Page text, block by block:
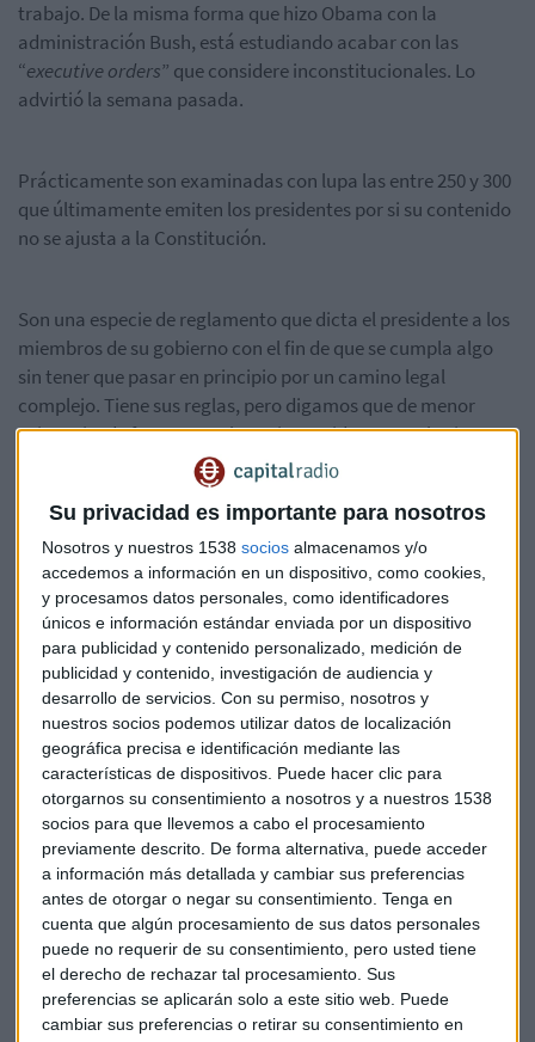
Su privacidad es importante para nosotros
Nosotros y nuestros 1538 socios almacenamos y/o
accedemos a información en un dispositivo, como cookies,
y procesamos datos personales, como identificadores
únicos e información estándar enviada por un dispositivo
para publicidad y contenido personalizado, medición de
publicidad y contenido, investigación de audiencia y
desarrollo de servicios. Con su permiso, nosotros y
nuestros socios podemos utilizar datos de localización
geográfica precisa e identificación mediante las
características de dispositivos. Puede hacer clic para
otorgarnos su consentimiento a nosotros y a nuestros 1538
socios para que llevemos a cabo el procesamiento
previamente descrito. De forma alternativa, puede acceder
a información más detallada y cambiar sus preferencias
antes de otorgar o negar su consentimiento. Tenga en
cuenta que algún procesamiento de sus datos personales
puede no requerir de su consentimiento, pero usted tiene
el derecho de rechazar tal procesamiento. Sus
preferencias se aplicarán solo a este sitio web. Puede
cambiar sus preferencias o retirar su consentimiento en
trabajo. De la misma forma que hizo Obama con la
administración Bush, está estudiando acabar con las
“executive orders” que considere inconstitucionales. Lo
advirtió la semana pasada.
Prácticamente son examinadas con lupa las entre 250 y 300
que últimamente emiten los presidentes por si su contenido
no se ajusta a la Constitución.
Son una especie de reglamento que dicta el presidente a los
miembros de su gobierno con el fin de que se cumpla algo
sin tener que pasar en principio por un camino legal
complejo. Tiene sus reglas, pero digamos que de menor
exigencia, de forma que el propio presidente regula sin
Claro está, no cualquier materia puede ser despachada de
esta forma. Hace unos días conocíamos la dictada por
Obama a las respectivas agencias del gobierno sobre
medidas en caso de cambio del clima espacial o la de la
estrategia en materia de computación. Recientemente
hemos visto las que facilitan el traspaso de poderes en el
relevo de presidentes.
Imagino que lo primero que estarán pensando nuestros
oyentes es si el asunto del muro con Méjico puede decidirse
de esta forma. La respuesta es no. Pero sí que puede tomar
medidas contra los emigrantes que vulneren la Ley
Criminal.
Veremos qué correcciones hace Trump ahora que ya no nos
acordamos, por ejemplo, que Obama rectificó las